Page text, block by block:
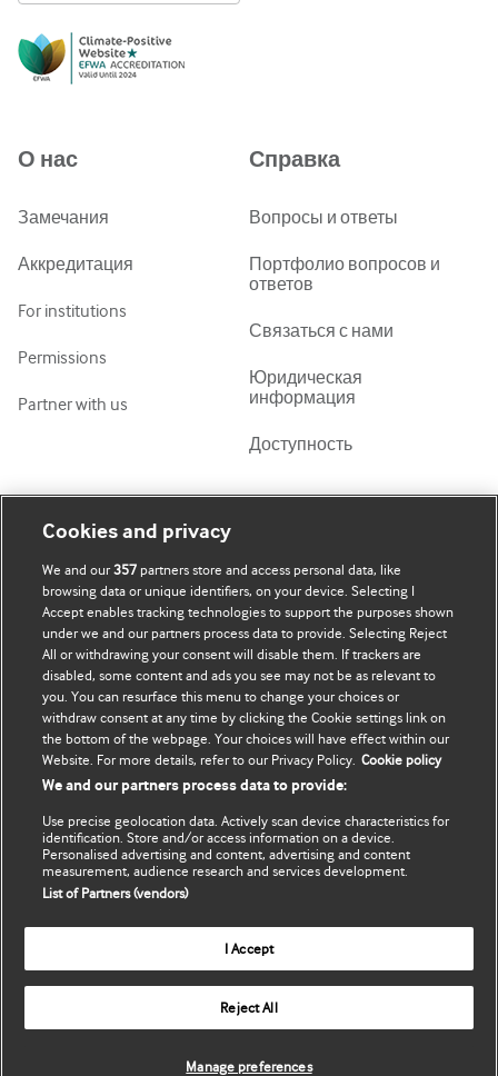
Русский
ქართული
О нас
Замечания
Аккредитация
For institutions
Permissions
Partner with us
Справка
Вопросы и ответы
Портфолио вопросов и
ответов
Связаться с нами
Юридическая
информация
Доступность
Моя учетная запись
Подписаться
Обновить мои личные
данные
BMJ company
BMJ Best Practice
BMJ Masterclasses
BMJ onExamination
BMJ Portfolio
BMJ Journals
Copyright ©2026BMJ Publishing Group Limited. All rights
Cookies and privacy
We and our357 partners store and access personal data, like
browsing data or unique identifiers, on your device. Selecting I
Accept enables tracking technologies to support the purposes shown
under we and our partners process data to provide. Selecting Reject
All or withdrawing your consent will disable them. If trackers are
disabled, some content and ads you see may not be as relevant to
you. You can resurface this menu to change your choices or
withdraw consent at any time by clicking the Cookie settings link on
the bottom of the webpage. Your choices will have effect within our
Website. For more details, refer to our Privacy Policy. Cookie policy
We and our partners process data to provide:
Use precise geolocation data. Actively scan device characteristics for
identification. Store and/or access information on a device.
Personalised advertising and content, advertising and content
measurement, audience research and services development.
List of Partners (vendors)
I Accept
Reject All
Manage preferences